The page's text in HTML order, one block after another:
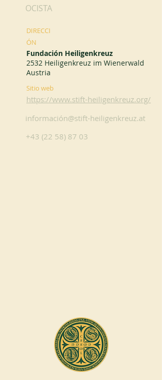
OCISTA
DIRECCI
ÓN
Fundación Heiligenkreuz
2532 Heiligenkreuz im Wienerwald
Austria
Sitio web
https://www.stift-heiligenkreuz.org/
información@stift-heiligenkreuz.at
+43 (22 58) 87 03